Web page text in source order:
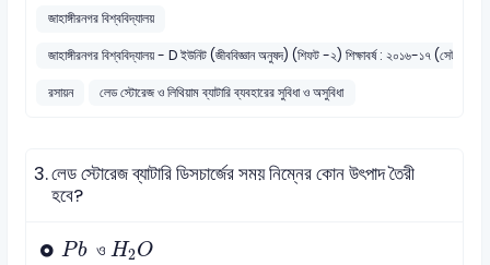
জাহাঙ্গীরনগর বিশ্ববিদ্যালয়
জাহাঙ্গীরনগর বিশ্ববিদ্যালয় - D ইউনিট (জীববিজ্ঞান অনুষদ) (শিফট -২) শিক্ষাবর্ষ : ২০১৬-১৭ (সেট : ৫)
রসায়ন
লেড স্টোরেজ ও লিথিয়াম ব্যাটারি ব্যবহারের সুবিধা ও অসুবিধা
3.লেড স্টোরেজ ব্যাটারি ডিসচার্জের সময় নিম্নের কোন উৎপাদ তৈরী
হবে?
Pb
Pb ও H2O
H2O